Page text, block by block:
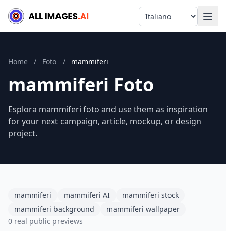
Language
Home / Foto / mammiferi
mammiferi Foto
Esplora mammiferi foto and use them as inspiration
for your next campaign, article, mockup, or design
project.
mammiferi mammiferi AI
mammiferi stock
mammiferi background
mammiferi wallpaper
0 real public previews